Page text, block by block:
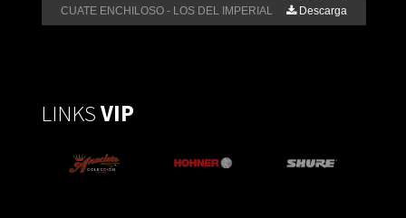
CUATE ENCHILOSO - LOS DEL IMPERIAL
Descarga
LINKSVIP